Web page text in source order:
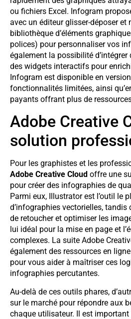
ou fichiers Excel. Infogram
avec un éditeur glisser-déposer
bibliothèque d’éléments
polices) pour personnaliser vos
également la possibilité d’intégrer
des widgets interactifs pour
Infogram est disponible en
fonctionnalités limitées, ainsi
payants offrant plus de
Adobe Creative
solution
Pour les graphistes et les
Adobe Creative Cloud offre une
pour créer des infographies de
Parmi eux, Illustrator est l’outil le
d’infographies vectorielles, tandis
de retoucher et optimiser les
lui idéal pour la mise en page et
complexes. La suite Adobe
également des ressources en
pour vous aider à maîtriser ces
infographies percutantes.
Au-delà de ces outils phares,
sur le marché pour répondre aux
chaque utilisateur. Il est important